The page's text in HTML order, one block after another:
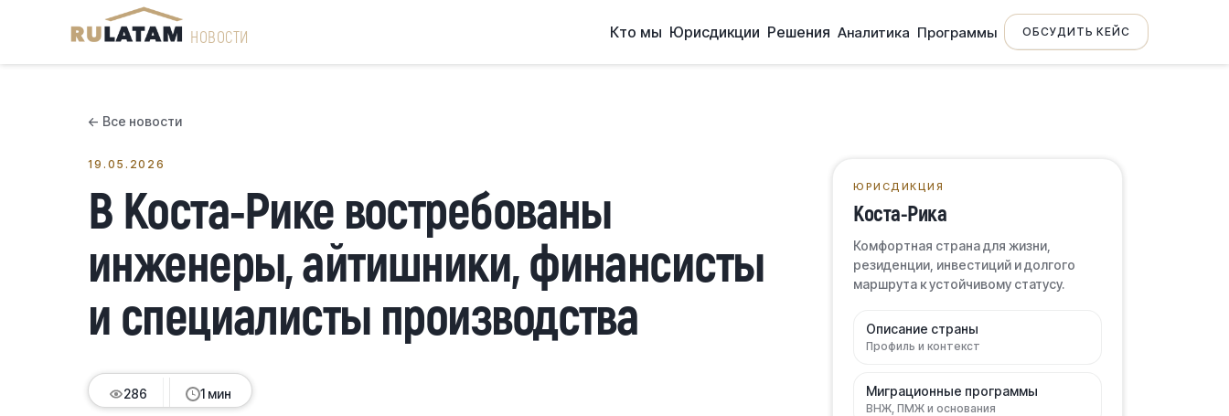
НОВОСТИ Кто мы Юрисдикции Решения Аналитика Программы ОБСУДИТЬ КЕЙС
← Все новости
19.05.2026
В Коста-Рике востребованы
инженеры, айтишники, финансисты
и специалисты производства
286 1 мин
ЮРИСДИКЦИЯ
Коста-Рика
Комфортная страна для жизни,
резиденции, инвестиций и долгого
маршрута к устойчивому статусу.
Описание страны
Профиль и контекст
Миграционные программы
ВНЖ, ПМЖ и основания